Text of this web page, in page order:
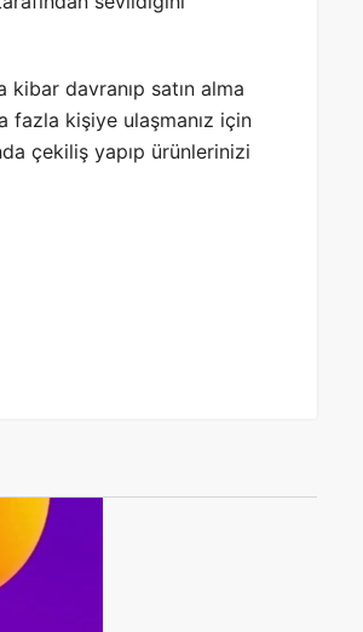
kibar davranıp satın alma
fazla kişiye ulaşmanız için
çekiliş yapıp ürünlerinizi